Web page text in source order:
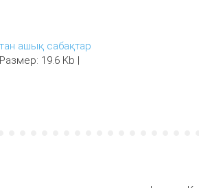
ашық сабақтар
19.6 Kb |